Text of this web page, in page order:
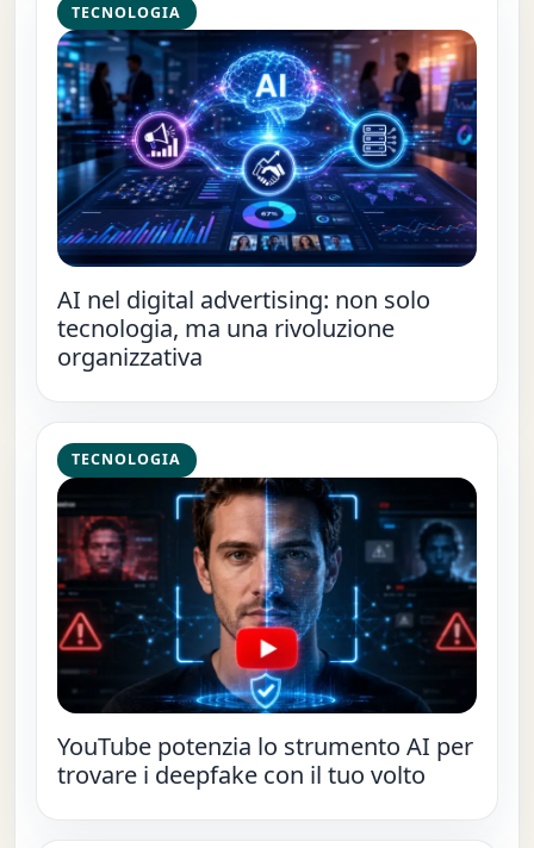
TECNOLOGIA
AI nel digital advertising: non solo
tecnologia, ma una rivoluzione
organizzativa
TECNOLOGIA
YouTube potenzia lo strumento AI per
trovare i deepfake con il tuo volto